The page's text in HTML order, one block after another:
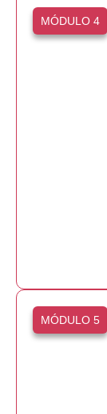
MÓDULO 4
MÓDULO 5